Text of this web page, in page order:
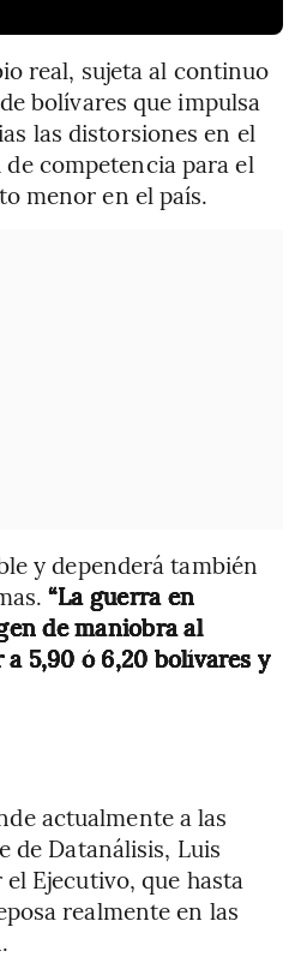
real, sujeta al continuo
bolívares que impulsa
las distorsiones en el
competencia para el
menor en el país.
y dependerá también
“La guerra en
de maniobra al
5,90 ó 6,20 bolívares y
actualmente a las
de Datanálisis, Luis
Ejecutivo, que hasta
realmente en las